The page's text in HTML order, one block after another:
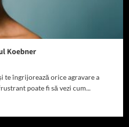
Koebner
te îngrijorează orice agravare a
poate fi să vezi cum...